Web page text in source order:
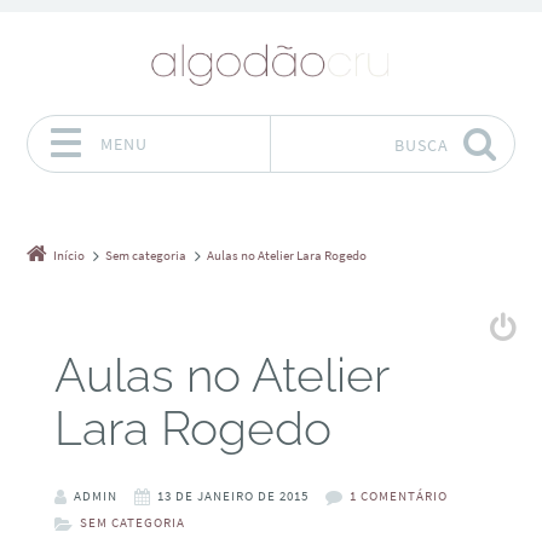
MENU BUSCA
Início Sem categoria Aulas no Atelier Lara Rogedo
Aulas no Atelier
Lara Rogedo
ADMIN 13 DE JANEIRO DE 2015
1 COMENTÁRIO
SEM CATEGORIA